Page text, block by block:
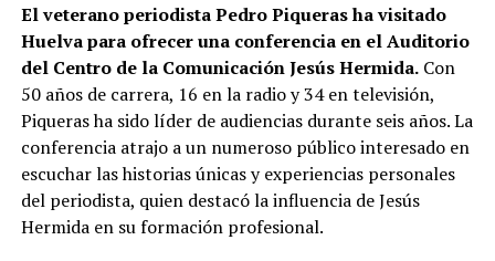
El veterano periodista Pedro Piqueras ha visitado
Huelva para ofrecer una conferencia en el Auditorio
del Centro de la Comunicación Jesús Hermida.Con
50 años de carrera, 16 en la radio y 34 en televisión,
Piqueras ha sido líder de audiencias durante seis años. La
conferencia atrajo a un numeroso público interesado en
escuchar las historias únicas y experiencias personales
del periodista, quien destacó la influencia de Jesús
Hermida en su formación profesional.